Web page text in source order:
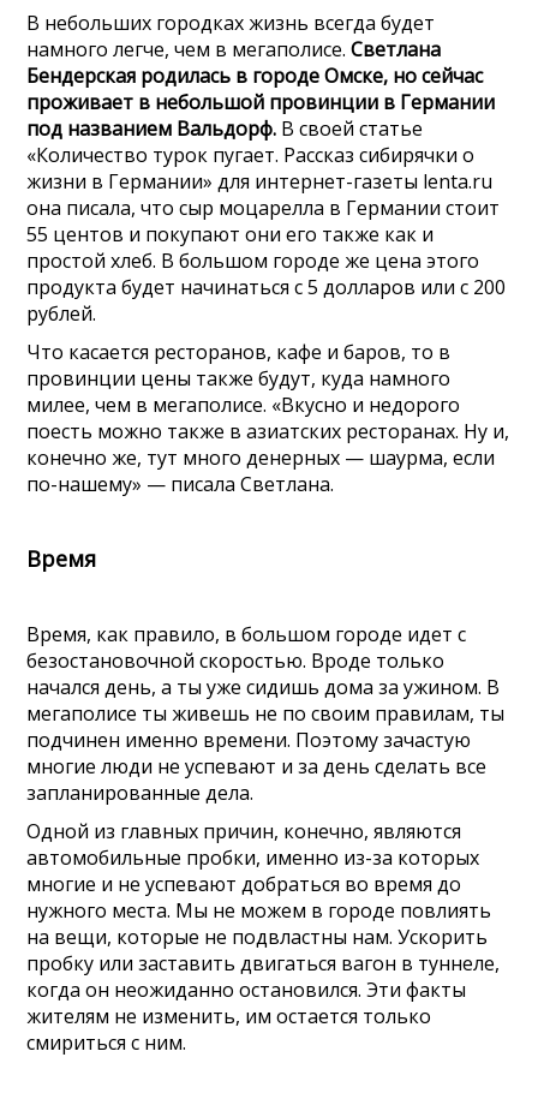
В небольших городках жизнь всегда будет
намного легче, чем в мегаполисе.Светлана
Бендерская родилась в городе Омске, но сейчас
проживает в небольшой провинции в Германии
под названием Вальдорф. В своей статье
«Количество турок пугает. Рассказ сибирячки о
жизни в Германии» для интернет-газеты lenta.ru
она писала, что сыр моцарелла в Германии стоит
55 центов и покупают они его также как и
простой хлеб. В большом городе же цена этого
продукта будет начинаться с 5 долларов или с 200
рублей.
Что касается ресторанов, кафе и баров, то в
провинции цены также будут, куда намного
милее, чем в мегаполисе. «Вкусно и недорого
поесть можно также в азиатских ресторанах. Ну и,
конечно же, тут много денерных — шаурма, если
по-нашему» — писала Светлана.
Время
Время, как правило, в большом городе идет с
безостановочной скоростью. Вроде только
начался день, а ты уже сидишь дома за ужином. В
мегаполисе ты живешь не по своим правилам, ты
подчинен именно времени. Поэтому зачастую
многие люди не успевают и за день сделать все
запланированные дела.
Одной из главных причин, конечно, являются
автомобильные пробки, именно из-за которых
многие и не успевают добраться во время до
нужного места. Мы не можем в городе повлиять
на вещи, которые не подвластны нам. Ускорить
пробку или заставить двигаться вагон в туннеле,
когда он неожиданно остановился. Эти факты
жителям не изменить, им остается только
смириться с ним.